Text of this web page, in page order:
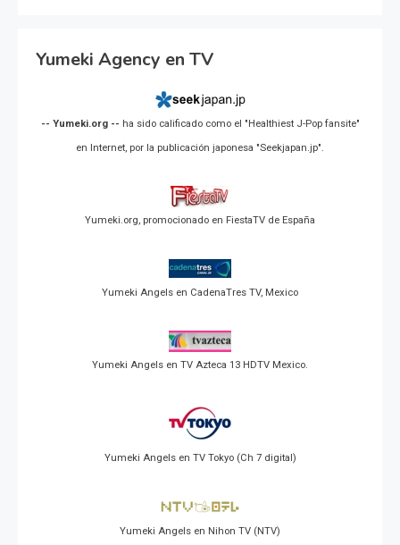
Yumeki Agency en TV
-- Yumeki.org -- ha sido calificado como el "Healthiest J-Pop fansite"
en Internet, por la publicación japonesa "Seekjapan.jp".
Yumeki.org, promocionado en FiestaTV de España
Yumeki Angels en CadenaTres TV, Mexico
Yumeki Angels en TV Azteca 13 HDTV Mexico.
Yumeki Angels en TV Tokyo (Ch 7 digital)
Yumeki Angels en Nihon TV (NTV)